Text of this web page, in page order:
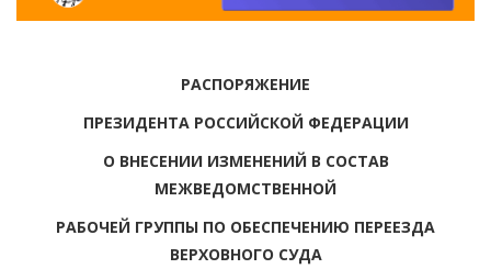
РАСПОРЯЖЕНИЕ
ПРЕЗИДЕНТА РОССИЙСКОЙ ФЕДЕРАЦИИ
О ВНЕСЕНИИ ИЗМЕНЕНИЙ В СОСТАВ
МЕЖВЕДОМСТВЕННОЙ
РАБОЧЕЙ ГРУППЫ ПО ОБЕСПЕЧЕНИЮ ПЕРЕЕЗДА
ВЕРХОВНОГО СУДА